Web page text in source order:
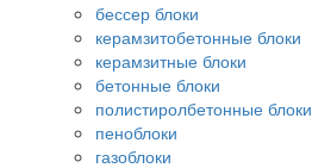
бессер блоки
керамзитобетонные блоки
керамзитные блоки
бетонные блоки
полистиролбетонные блоки
пеноблоки
газоблоки